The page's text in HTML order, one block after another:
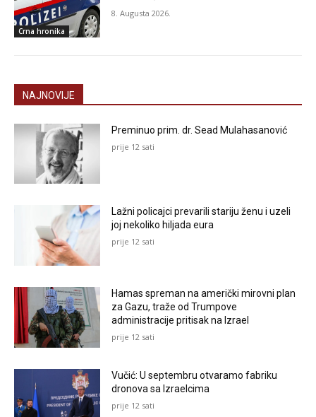
Crna hronika
8. Augusta 2026.
NAJNOVIJE
Preminuo prim. dr. Sead Mulahasanović
prije 12 sati
Lažni policajci prevarili stariju ženu i uzeli
joj nekoliko hiljada eura
prije 12 sati
Hamas spreman na američki mirovni plan
za Gazu, traže od Trumpove
administracije pritisak na Izrael
prije 12 sati
Vučić: U septembru otvaramo fabriku
dronova sa Izraelcima
prije 12 sati